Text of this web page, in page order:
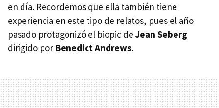
en día. Recordemos que ella también tiene
experiencia en este tipo de relatos, pues el año
pasado protagonizó el biopic de Jean Seberg
dirigido por Benedict Andrews.